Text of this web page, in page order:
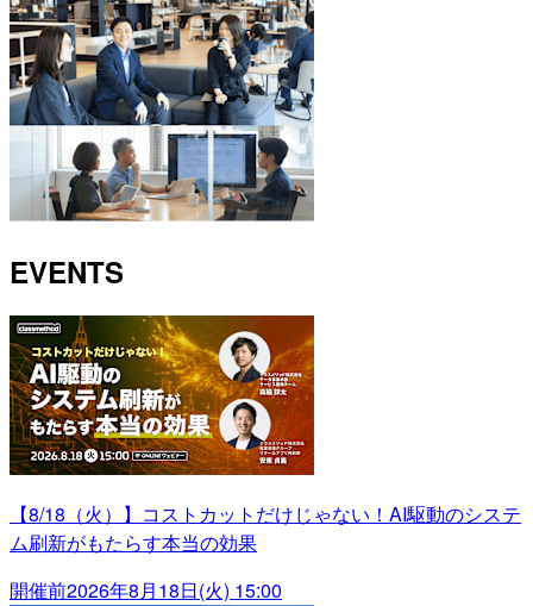
EVENTS
【8/18（火）】コストカットだけじゃない！AI駆動のシステ
ム刷新がもたらす本当の効果
開催前2026年8月18日(火) 15:00